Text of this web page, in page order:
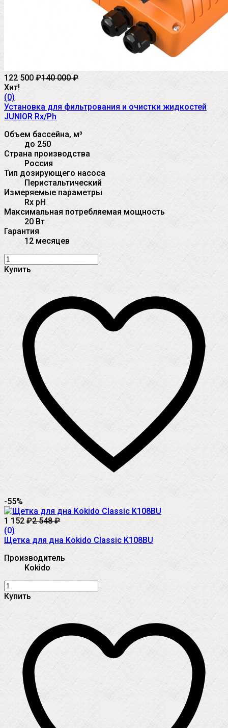
122 500 ₽140 000₽
Хит!
(0)
Установка для фильтрования и очистки жидкостей
JUNIOR Rx/Ph
Объем бассейна, м³
до 250
Страна производства
Россия
Тип дозирующего насоса
Перистальтический
Измеряемые параметры
Rx pH
Максимальная потребляемая мощность
20 Вт
Гарантия
12 месяцев
Купить
-55%
1 152 ₽2 548₽
(0)
Щетка для дна Kokido Classic K108BU
Производитель
Kokido
Купить